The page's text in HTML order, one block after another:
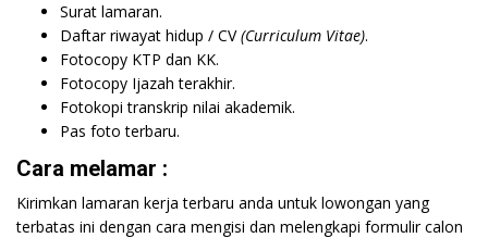
Surat lamaran.
Daftar riwayat hidup / CV(Curriculum Vitae).
Fotocopy KTP dan KK.
Fotocopy Ijazah terakhir.
Fotokopi transkrip nilai akademik.
Pas foto terbaru.
Cara melamar :
Kirimkan lamaran kerja terbaru anda untuk lowongan yang
terbatas ini dengan cara mengisi dan melengkapi formulir calon